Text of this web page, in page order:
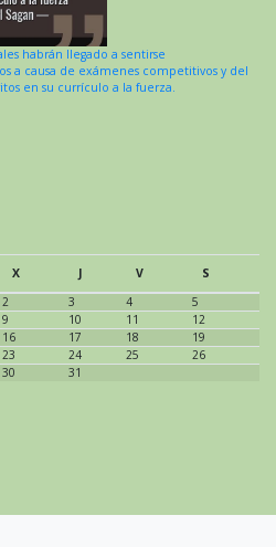
habrán llegado a sentirse
a causa de exámenes competitivos y del
en su currículo a la fuerza.
X J V
S
2 3 4
5
9 10 11
12
16 17 18
19
23 24 25
26
30 31